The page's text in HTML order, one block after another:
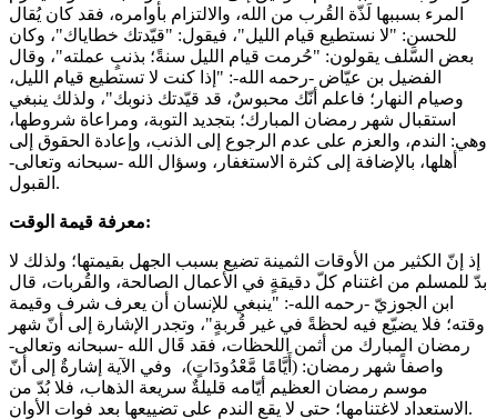
المرء بسببها لَذّة القُرب من الله، والالتزام بأوامره، فقد كان يُقال
للحسن: "لا نستطيع قيام الليل"، فيقول: "قيّدتك خطاياك"، وكان
بعض السَّلف يقولون: "حُرمت قيام الليل سنةً؛ بذنبٍ عملته"، وقال
الفضيل بن عيّاض -رحمه الله-: "إذا كنت لا تستطيع قيام الليل،
وصيام النهار؛ فاعلم أنّك محبوسٌ، قد قيّدتك ذنوبك"، ولذلك ينبغي
استقبال شهر رمضان المبارك؛ بتجديد التوبة، ومراعاة شروطها،
وهي: الندم، والعزم على عدم الرجوع إلى الذنب، وإعادة الحقوق إلى
أهلها، بالإضافة إلى كثرة الاستغفار، وسؤال الله -سبحانه وتعالى-
القبول.
معرفة قيمة الوقت:
إذ إنّ الكثير من الأوقات الثمينة تضيع بسبب الجهل بقيمتها؛ ولذلك لا
بدّ للمسلم من اغتنام كلّ دقيقةٍ في الأعمال الصالحة، والقُربات، قال
ابن الجوزيّ -رحمه الله-: "ينبغي للإنسان أن يعرف شرف وقيمة
وقته؛ فلا يضيّع فيه لحظةً في غير قُربةٍ"، وتجدر الإشارة إلى أنّ شهر
رمضان المبارك من أثمن اللحظات، فقد قَال الله -سبحانه وتعالى-
واصفاً شهر رمضان: (أَيَّامًا مَّعْدُودَاتٍ)، وفي الآية إشارةٌ إلى أنّ
موسم رمضان العظيم أيّامه قليلةٌ سريعة الذهاب، فلا بُدّ من
الاستعداد لاغتنامها؛ حتى لا يقع الندم على تضييعها بعد فوات الأوان.